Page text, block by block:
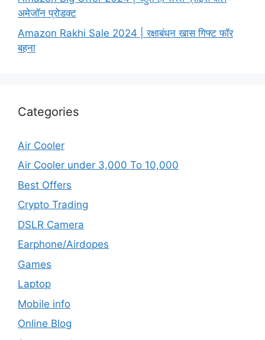
अमेजॉन प्रोडक्ट
Amazon Rakhi Sale 2024 | रक्षाबंधन खास गिफ्ट फॉर
बहना
Categories
Air Cooler
Air Cooler under 3,000 To 10,000
Best Offers
Crypto Trading
DSLR Camera
Earphone/Airdopes
Games
Laptop
Mobile info
Online Blog